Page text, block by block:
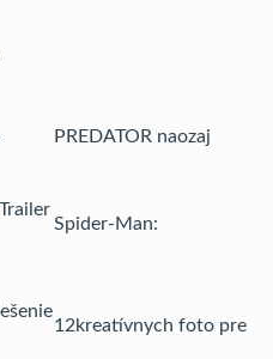
PREDATOR naozaj
Spider-Man:
12kreatívnych foto pre